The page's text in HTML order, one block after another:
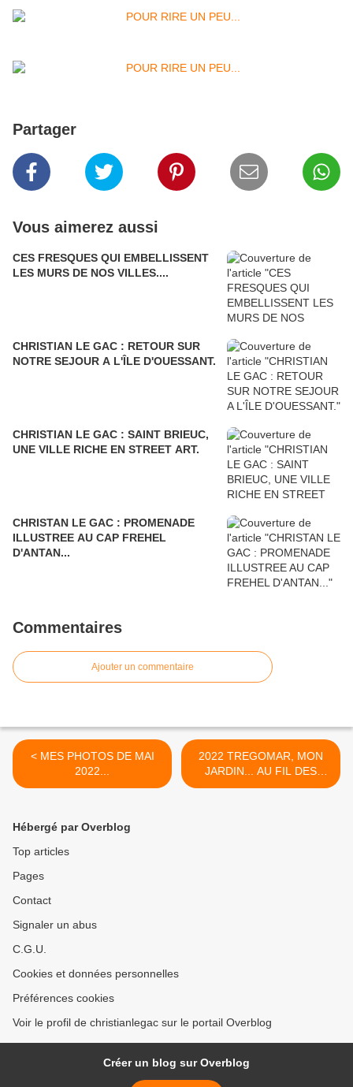
Partager
Vous aimerez aussi
CES FRESQUES QUI EMBELLISSENT
LES MURS DE NOS VILLES....
CHRISTIAN LE GAC : RETOUR SUR
NOTRE SEJOUR A L'ÎLE D'OUESSANT.
CHRISTIAN LE GAC : SAINT BRIEUC,
UNE VILLE RICHE EN STREET ART.
CHRISTAN LE GAC : PROMENADE
ILLUSTREE AU CAP FREHEL
D'ANTAN...
Commentaires
Ajouter un commentaire
< MES PHOTOS DE MAI
2022...
2022 TREGOMAR, MON
JARDIN... AU FIL DES
MOIS de MAI, de JUIN... >
Hébergé par Overblog
Top articles
Pages
Contact
Signaler un abus
C.G.U.
Cookies et données personnelles
Préférences cookies
Voir le profil de christianlegac sur le portail Overblog
Créer un blog sur Overblog